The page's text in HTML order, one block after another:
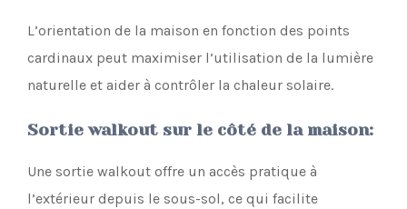
L’orientation de la maison en fonction des points
cardinaux peut maximiser l’utilisation de la lumière
naturelle et aider à contrôler la chaleur solaire.
Sortie walkout sur le côté de la maison:
Une sortie walkout offre un accès pratique à
l’extérieur depuis le sous-sol, ce qui facilite